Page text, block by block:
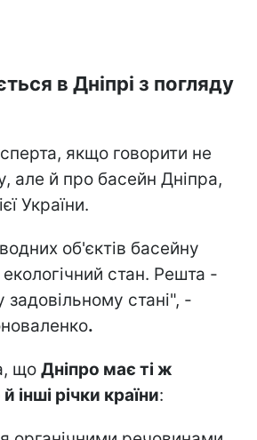
в Дніпрі з погляду
якщо говорити не
але й про басейн Дніпра,
України.
об'єктів басейну
стан. Решта -
стані", -
.
що Дніпро має ті ж
річки країни: